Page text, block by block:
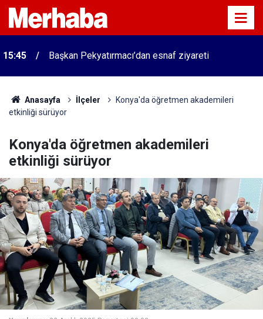
15:45 Başkan Pekyatırmacı’dan esnaf ziyareti
Anasayfa İlçeler
Konya'da öğretmen akademileri
etkinliği sürüyor
Konya'da öğretmen akademileri
etkinliği sürüyor